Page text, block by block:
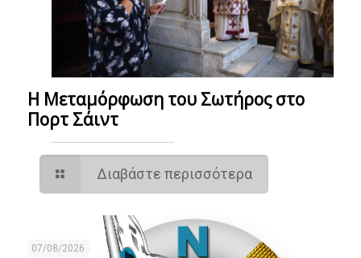
Η Μεταμόρφωση του Σωτήρος στο
Πορτ Σάιντ
Διαβάστε περισσότερα
07/08/2026